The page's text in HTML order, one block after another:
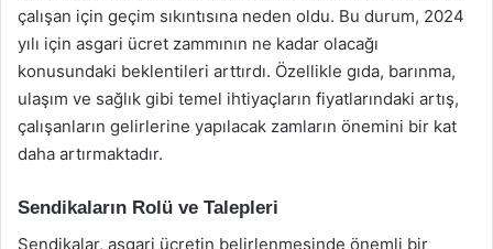
çalışan için geçim sıkıntısına neden oldu. Bu durum, 2024
yılı için asgari ücret zammının ne kadar olacağı
konusundaki beklentileri arttırdı. Özellikle gıda, barınma,
ulaşım ve sağlık gibi temel ihtiyaçların fiyatlarındaki artış,
çalışanların gelirlerine yapılacak zamların önemini bir kat
daha artırmaktadır.
Sendikaların Rolü ve Talepleri
Sendikalar, asgari ücretin belirlenmesinde önemli bir